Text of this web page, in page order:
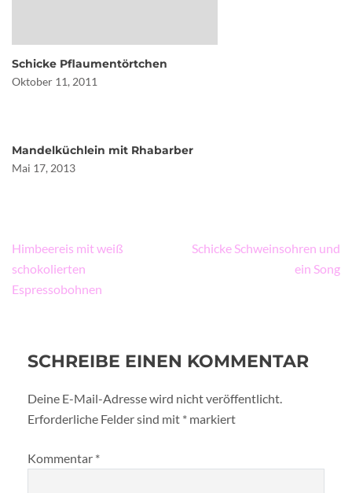
Schicke Pflaumentörtchen
Oktober 11, 2011
Mandelküchlein mit Rhabarber
Mai 17, 2013
Beitragsnavigation
Himbeereis mit weiß
schokolierten
Espressobohnen
Schicke Schweinsohren und
ein Song
SCHREIBE EINEN KOMMENTAR
Deine E-Mail-Adresse wird nicht veröffentlicht.
Erforderliche Felder sind mit * markiert
Kommentar *